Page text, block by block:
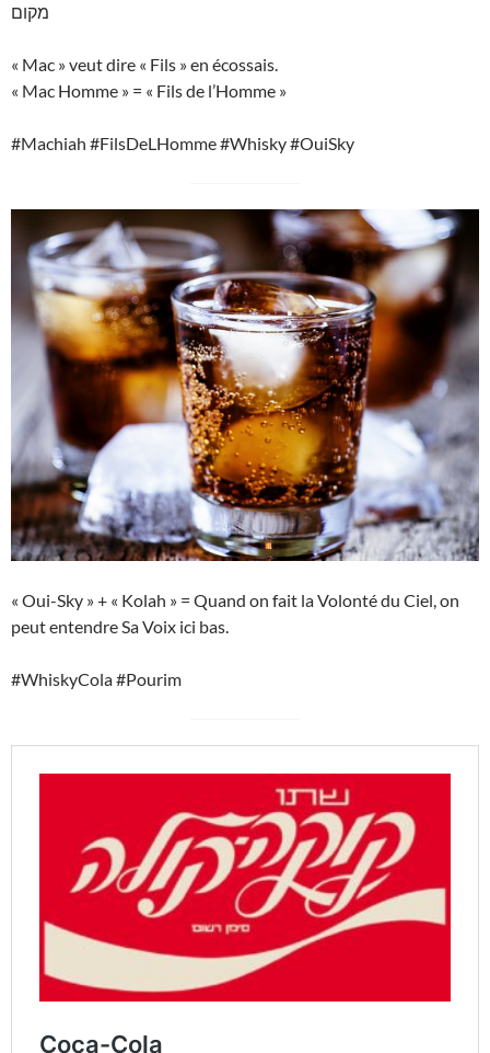
מקום
« Mac » veut dire « Fils » en écossais.
« Mac Homme » = « Fils de l’Homme »
#Machiah #FilsDeLHomme #Whisky #OuiSky
« Oui-Sky » + « Kolah » = Quand on fait la Volonté du Ciel, on
peut entendre Sa Voix ici bas.
#WhiskyCola #Pourim